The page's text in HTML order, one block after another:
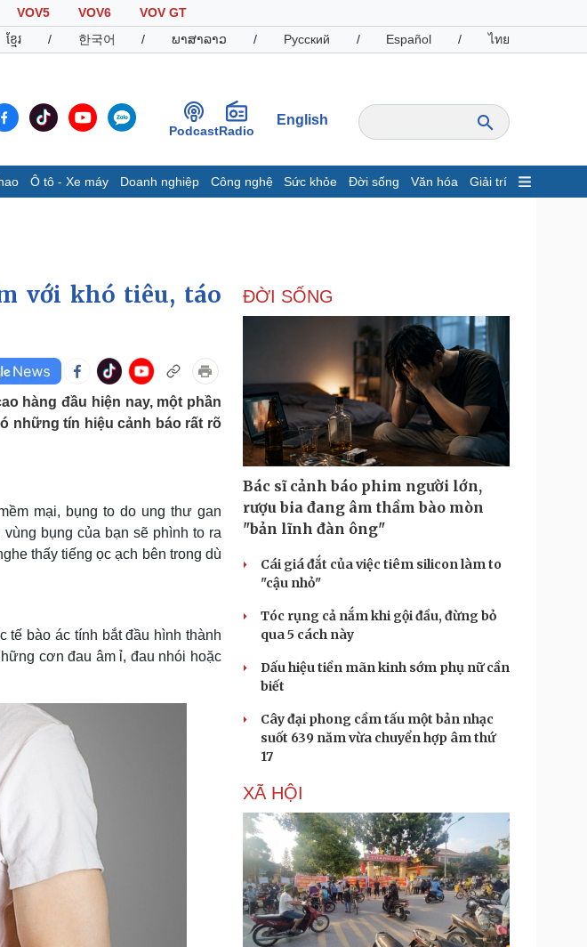
VOV5 VOV6
VOV GT
ខ្មែរ / 한국어 / ພາສາລາວ / Русский / Español / ไทย
PodcastRadio
English
Ô tô - Xe máy Doanh nghiệp Công nghệ Sức khỏe Đời sống Văn hóa Giải trí
Infographic
Giá cà phê
Ô tô - Xe máy
Xe máy
Tư vấn
Doanh nghiệp
Thông tin doanh nghiệp
Doanh nghiệp 24h
Doanh nhân
Vì cộng đồng
Công nghệ
Sành điệu
Tin Công nghệ
Trải nghiệm
Chuyển đổi số
Nghệ sĩ
Thời trang
Sao Việt
Tư vấn
Săn Tour
check-in
Podcast
Đọc truyện đêm khuya
Cửa sổ tình yêu
Kể chuyện cho bé
với khó tiêu, táo
hàng đầu hiện nay, một phần
những tín hiệu cảnh báo rất rõ
mại, bụng to do ung thư gan
bụng của bạn sẽ phình to ra
thấy tiếng ọc ạch bên trong dù
tế bào ác tính bắt đầu hình thành
cơn đau âm ỉ, đau nhói hoặc
ĐỜI SỐNG
Bác sĩ cảnh báo phim người lớn,
rượu bia đang âm thầm bào mòn
"bản lĩnh đàn ông"
Cái giá đắt của việc tiêm silicon làm to
"cậu nhỏ"
Tóc rụng cả nắm khi gội đầu, đừng bỏ
qua 5 cách này
Dấu hiệu tiền mãn kinh sớm phụ nữ cần
biết
Cây đại phong cầm tấu một bản nhạc
suốt 639 năm vừa chuyển hợp âm thứ
17
XÃ HỘI